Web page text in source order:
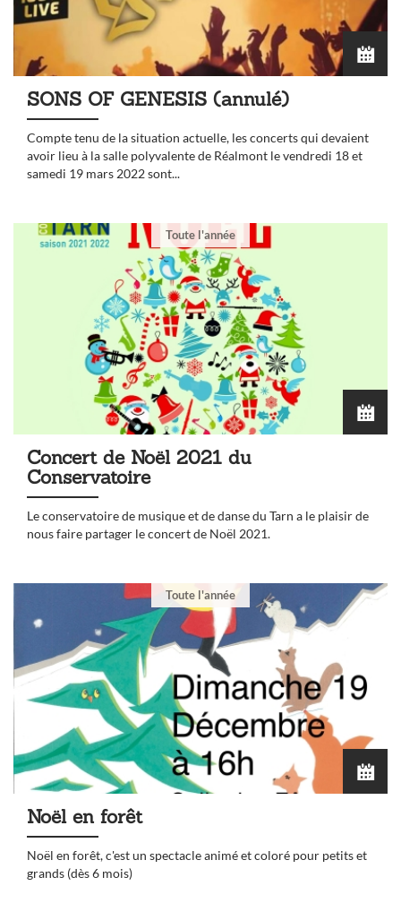
SONS OF GENESIS (annulé)
Compte tenu de la situation actuelle, les concerts qui devaient
avoir lieu à la salle polyvalente de Réalmont le vendredi 18 et
samedi 19 mars 2022 sont...
Toute l'année
Concert de Noël 2021 du
Conservatoire
Le conservatoire de musique et de danse du Tarn a le plaisir de
nous faire partager le concert de Noël 2021.
Toute l'année
Noël en forêt
Noël en forêt, c'est un spectacle animé et coloré pour petits et
grands (dès 6 mois)